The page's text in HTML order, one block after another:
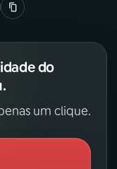
do
um clique.